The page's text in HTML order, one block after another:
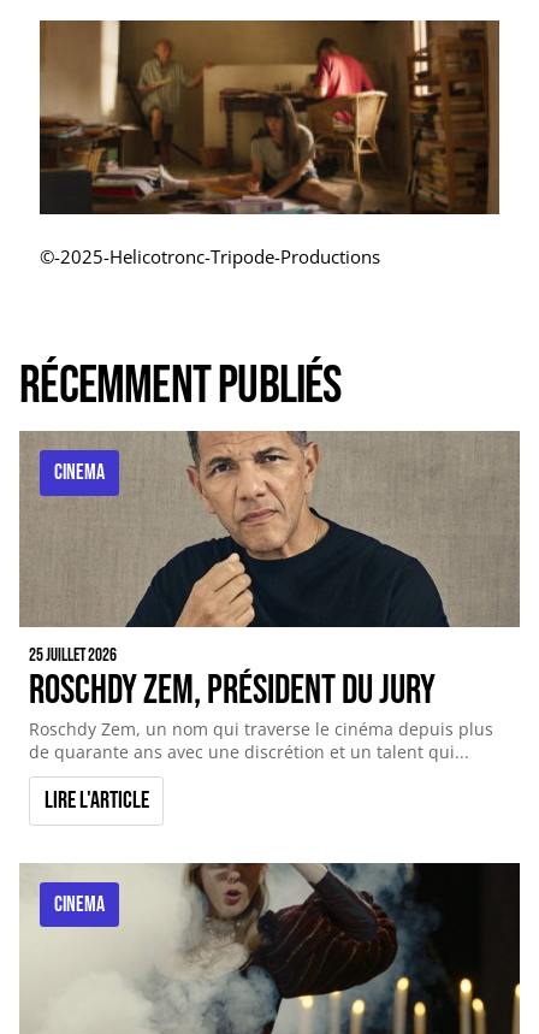
©-2025-Helicotronc-Tripode-Productions
Récemment publiés
CINEMA
25 juillet 2026
Roschdy Zem, Président du Jury
Roschdy Zem, un nom qui traverse le cinéma depuis plus
de quarante ans avec une discrétion et un talent qui...
Lire l'article
CINEMA